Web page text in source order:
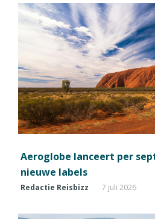
Aeroglobe lanceert per
nieuwe labels
Redactie Reisbizz 7 juli 2026